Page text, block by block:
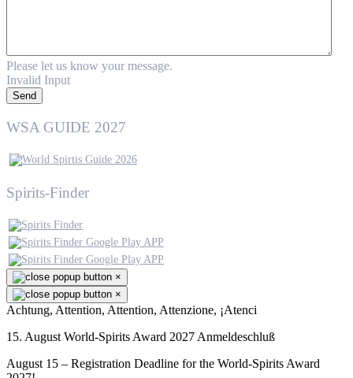
Please let us know your message.
Invalid Input
Send
WSA GUIDE 2027
Spirits-Finder
×
×
Achtung, Attention, Attention, Attenzione, ¡Atenci
15. August World-Spirits Award 2027 Anmeldeschluß
August 15 – Registration Deadline for the World-Spirits Award